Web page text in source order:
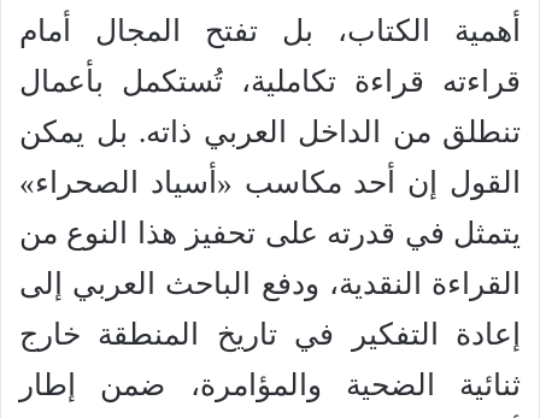
أهمية الكتاب، بل تفتح المجال أمام
قراءته قراءة تكاملية، تُستكمل بأعمال
تنطلق من الداخل العربي ذاته. بل يمكن
القول إن أحد مكاسب «أسياد الصحراء»
يتمثل في قدرته على تحفيز هذا النوع من
القراءة النقدية، ودفع الباحث العربي إلى
إعادة التفكير في تاريخ المنطقة خارج
ثنائية الضحية والمؤامرة، ضمن إطار